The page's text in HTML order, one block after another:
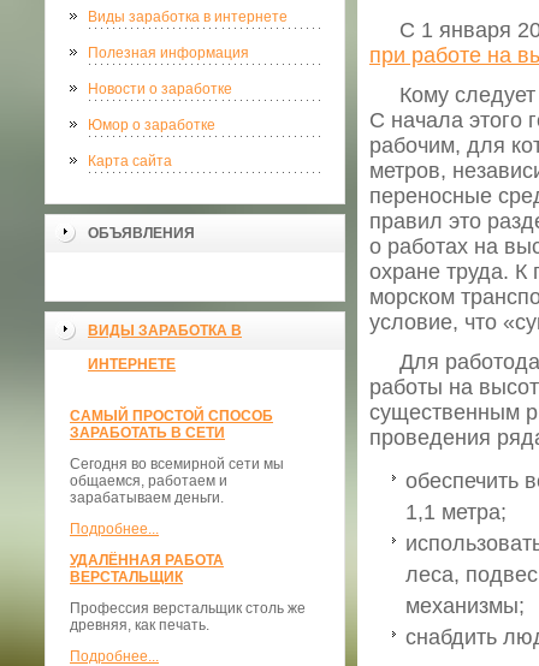
Виды заработка в интернете
Полезная информация
Новости о заработке
Юмор о заработке
Карта сайта
ОБЪЯВЛЕНИЯ
ВИДЫ ЗАРАБОТКА В
ИНТЕРНЕТЕ
САМЫЙ ПРОСТОЙ СПОСОБ
ЗАРАБОТАТЬ В СЕТИ
Сегодня во всемирной сети мы
общаемся, работаем и
зарабатываем деньги.
Подробнее...
УДАЛЁННАЯ РАБОТА
ВЕРСТАЛЬЩИК
Профессия верстальщик столь же
древняя, как печать.
Подробнее...
С 1 января
при работе на
Кому следует
С начала этого
рабочим, для
метров,
переносные
правил это
о работах на
охране труда. К
морском
условие, что
Для
работы на
существенным
проведения
обеспечить
1,1 метра;
леса,
механизмы;
снабдить